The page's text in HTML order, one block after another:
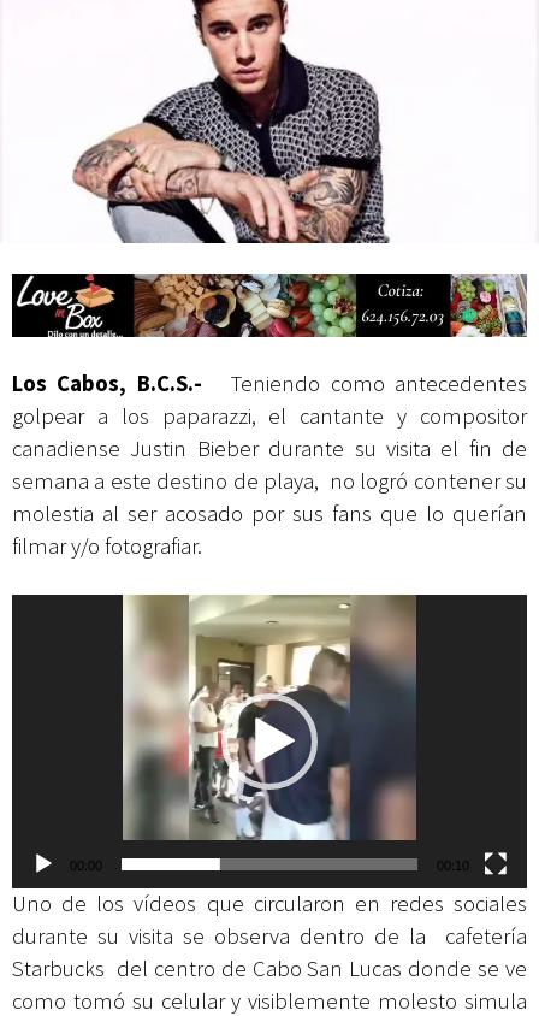
actividades de acceso libre
Los Cabos, B.C.S.-Teniendo como antecedentes
golpear a los paparazzi, el cantante y compositor
canadiense Justin Bieber durante su visita el fin de
semana a este destino de playa, no logró contener su
molestia al ser acosado por sus fans que lo querían
filmar y/o fotografiar.
00:00 00:10
Uno de los vídeos que circularon en redes sociales
durante su visita se observa dentro de la cafetería
Starbucks del centro de Cabo San Lucas donde se ve
como tomó su celular y visiblemente molesto simula